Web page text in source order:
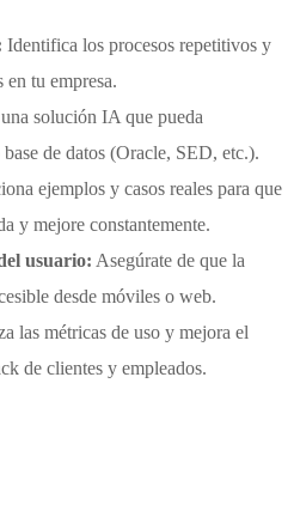
Identifica los procesos repetitivos y
en tu empresa.
solución IA que pueda
de datos (Oracle, SED, etc.).
ejemplos y casos reales para que
y mejore constantemente.
usuario: Asegúrate de que la
desde móviles o web.
las métricas de uso y mejora el
de clientes y empleados.